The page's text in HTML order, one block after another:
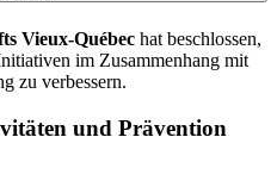
Vieux-Québec hat beschlossen,
im Zusammenhang mit
zu verbessern.
und Prävention